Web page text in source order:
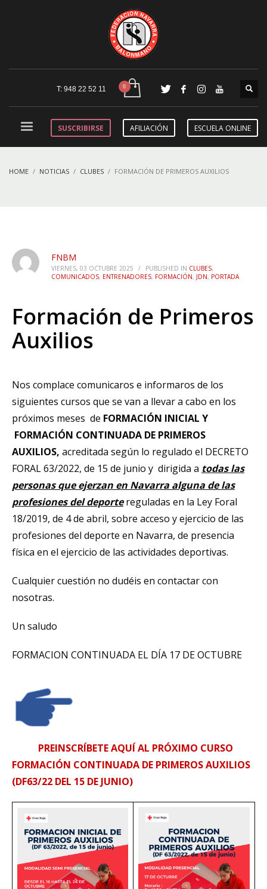
T: 948 22 52 11
SUSCRIBIRSE AFILIACIÓN ESCUELA ONLINE
HOME NOTICIAS CLUBES FORMACIÓN DE PRIMEROS AUXILIOS
FNBM
VIERNES, 03 OCTUBRE 2025 / PUBLISHED IN CLUBES,
COMUNICADOS, ENTRENADORES, FORMACIÓN, JDN, PORTADA
Formación de Primeros
Auxilios
Nos complace comunicaros e informaros de los
siguientes cursos que se van a llevar a cabo en los
próximos meses de FORMACIÓN INICIAL Y
FORMACIÓN CONTINUADA DE PRIMEROS
AUXILIOS, acreditada según lo regulado el DECRETO
FORAL 63/2022, de 15 de junio y dirigida a todas las
personas que ejerzan en Navarra alguna de las
profesiones del deportereguladas en la Ley Foral
18/2019, de 4 de abril, sobre acceso y ejercicio de las
profesiones del deporte en Navarra, de presencia
física en el ejercicio de las actividades deportivas.
Cualquier cuestión no dudéis en contactar con
nosotras.
Un saludo
FORMACION CONTINUADA EL DÍA 17 DE OCTUBRE
PREINSCRÍBETE AQUÍ AL PRÓXIMO CURSO
FORMACIÓN CONTINUADA DE PRIMEROS AUXILIOS
(DF63/22 DEL 15 DE JUNIO)